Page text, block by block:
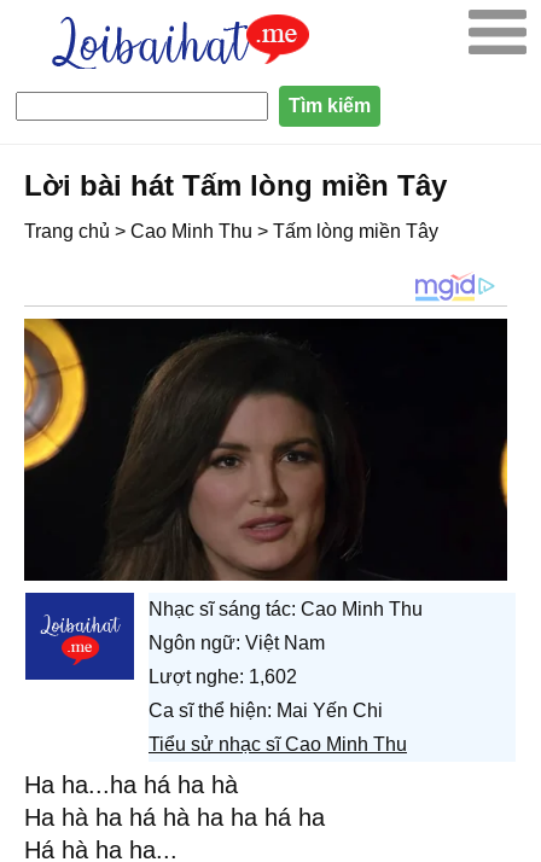
Lời bài hát Tấm lòng miền Tây
Trang chủ > Cao Minh Thu > Tấm lòng miền Tây
Nhạc sĩ sáng tác: Cao Minh Thu
Ngôn ngữ: Việt Nam
Lượt nghe: 1,602
Ca sĩ thể hiện: Mai Yến Chi
Tiểu sử nhạc sĩ Cao Minh Thu
Ha ha...ha há ha hà
Ha hà ha há hà ha ha há ha
Há hà ha ha...